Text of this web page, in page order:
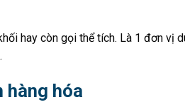
hay còn gọi thể tích. Là 1 đơn vị
hàng hóa